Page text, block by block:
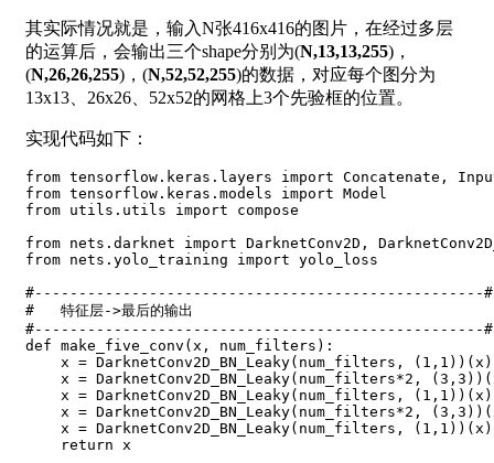
其实际情况就是，输入N张416x416的图片，在经过多层
的运算后，会输出三个shape分别为(N,13,13,255)，
(N,26,26,255)，(N,52,52,255)的数据，对应每个图分为
13x13、26x26、52x52的网格上3个先验框的位置。
实现代码如下：
from tensorflow . keras . layers import Concatenate ,
from tensorflow . keras . models import
from utils . utils import compose
from nets . darknet import DarknetConv2D ,
from nets . yolo_training import yolo_loss
#---------------------------------------------------#
#   特征层->最后的输出
#---------------------------------------------------#
def make_five_conv ( x , num_filters ) :
    x
= DarknetConv2D_BN_Leaky( num_filters , ( 1 , 1 ) ) ( x )
    x
= DarknetConv2D_BN_Leaky( num_filters*2 , (3 , 3 ) ) (
    x
= DarknetConv2D_BN_Leaky( num_filters , ( 1 , 1 ) ) ( x )
    x
= DarknetConv2D_BN_Leaky( num_filters*2 , (3 , 3 ) ) (
    x
= DarknetConv2D_BN_Leaky( num_filters , ( 1 , 1 ) ) ( x )
return x